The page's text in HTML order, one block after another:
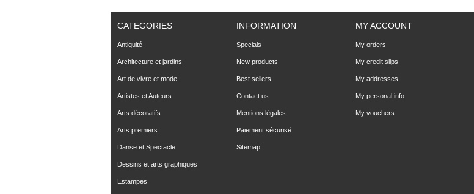
CATEGORIES
Antiquité
Architecture et jardins
Art de vivre et mode
Artistes et Auteurs
Arts décoratifs
Arts premiers
Danse et Spectacle
Dessins et arts graphiques
Estampes
INFORMATION
Specials
New products
Best sellers
Contact us
Mentions légales
Paiement sécurisé
Sitemap
MY ACCOUNT
My orders
My credit slips
My addresses
My personal info
My vouchers